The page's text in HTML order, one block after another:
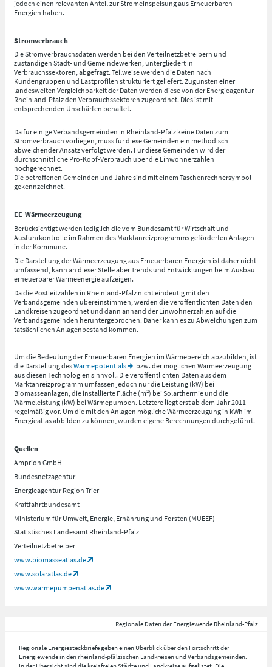
jedoch einen relevanten Anteil zur Stromeinspeisung aus Erneuerbaren
Energien haben.
Stromverbrauch
Die Stromverbrauchsdaten werden bei den Verteilnetzbetreibern und
zuständigen Stadt- und Gemeindewerken, untergliedert in
Verbrauchssektoren, abgefragt. Teilweise werden die Daten nach
Kundengruppen und Lastprofilen strukturiert geliefert. Zugunsten einer
landesweiten Vergleichbarkeit der Daten werden diese von der Energieagentur
Rheinland-Pfalz den Verbrauchssektoren zugeordnet. Dies ist mit
entsprechenden Unschärfen behaftet.
Da für einige Verbandsgemeinden in Rheinland-Pfalz keine Daten zum
Stromverbrauch vorliegen, muss für diese Gemeinden ein methodisch
abweichender Ansatz verfolgt werden. Für diese Gemeinden wird der
durchschnittliche Pro-Kopf-Verbrauch über die Einwohnerzahlen
hochgerechnet.
Die betroffenen Gemeinden und Jahre sind mit einem Taschenrechnersymbol
gekennzeichnet.
EE-Wärmeerzeugung
Berücksichtigt werden lediglich die vom Bundesamt für Wirtschaft und
Ausfuhrkontrolle im Rahmen des Marktanreizprogramms geförderten Anlagen
in der Kommune.
Die Darstellung der Wärmeerzeugung aus Erneuerbaren Energien ist daher nicht
umfassend, kann an dieser Stelle aber Trends und Entwicklungen beim Ausbau
erneuerbarer Wärmeenergie aufzeigen.
Da die Postleitzahlen in Rheinland-Pfalz nicht eindeutig mit den
Verbandsgemeinden übereinstimmen, werden die veröffentlichten Daten den
Landkreisen zugeordnet und dann anhand der Einwohnerzahlen auf die
Verbandsgemeinden heruntergebrochen. Daher kann es zu Abweichungen zum
tatsächlichen Anlagenbestand kommen.
Um die Bedeutung der Erneuerbaren Energien im Wärmebereich abzubilden, ist
die Darstellung desWärmepotentials
bzw. der möglichen Wärmeerzeugung
aus diesen Technologien sinnvoll. Die veröffentlichten Daten aus dem
Marktanreizprogramm umfassen jedoch nur die Leistung (kW) bei
Biomasseanlagen, die installierte Fläche (m²) bei Solarthermie und die
Wärmeleistung (kW) bei Wärmepumpen. Letztere liegt erst ab dem Jahr 2011
regelmäßig vor. Um die mit den Anlagen mögliche Wärmeerzeugung in kWh im
Energieatlas abbilden zu können, wurden eigene Berechnungen durchgeführt.
Quellen
Amprion GmbH
Bundesnetzagentur
Energieagentur Region Trier
Kraftfahrtbundesamt
Ministerium für Umwelt, Energie, Ernährung und Forsten (MUEEF)
Statistisches Landesamt Rheinland-Pfalz
Verteilnetzbetreiber
www.biomasseatlas.de
www.solaratlas.de
www.wärmepumpenatlas.de
Regionale Daten der Energiewende Rheinland-Pfalz
Regionale Energiesteckbriefe geben einen Überblick über den Fortschritt der
Energiewende in den rheinland-pfälzischen Landkreisen und Verbandsgemeinden.